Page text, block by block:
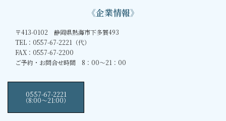
《企業情報》
〒413-0102 静岡県熱海市下多賀493
TEL：0557-67-2221（代）
FAX：0557-67-2200
ご予約・お問合せ時間 8：00～21：00
0557-67-2221
（8:00〜21:00）